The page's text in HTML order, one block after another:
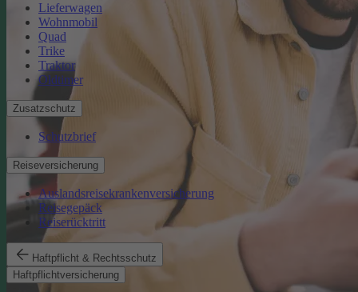
Lieferwagen
Wohnmobil
Quad
Trike
Traktor
Oldtimer
Zusatzschutz
Schutzbrief
Reiseversicherung
Auslandsreisekrankenversicherung
Reisegepäck
Reiserücktritt
Haftpflicht & Rechtsschutz
Haftpflichtversicherung